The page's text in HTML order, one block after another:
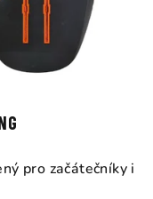
pro začátečníky i